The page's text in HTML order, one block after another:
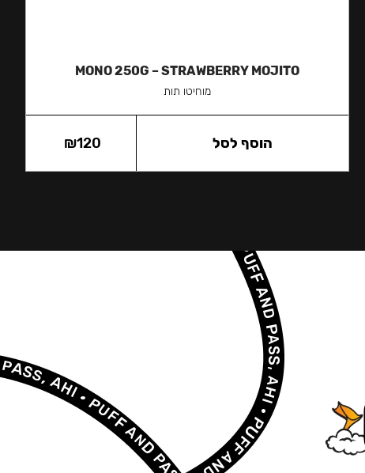
MONO 250G – STRAWBERRY MOJITO
מוחיטו תות
₪120 הוסף לסל